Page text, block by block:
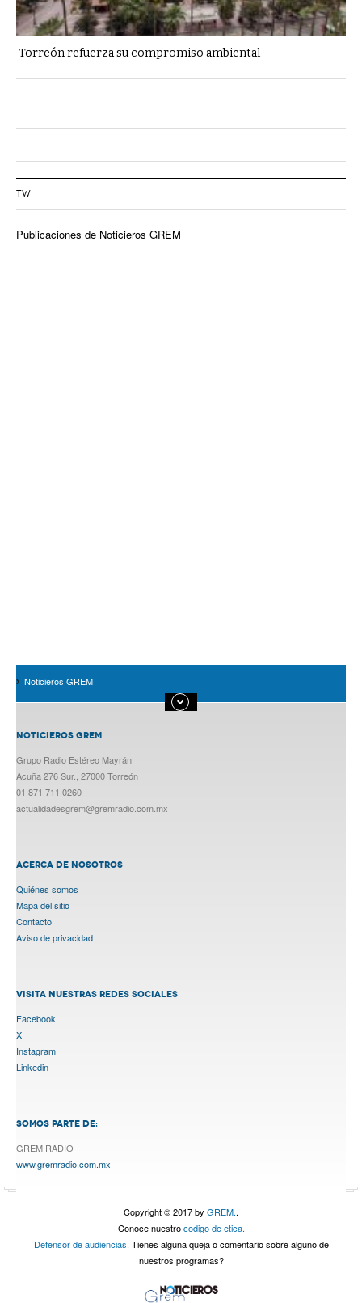
Torreón refuerza su compromiso ambiental
TW
Publicaciones de Noticieros GREM
Noticieros GREM
NOTICIEROS GREM
Grupo Radio Estéreo Mayrán
Acuña 276 Sur., 27000 Torreón
01 871 711 0260
actualidadesgrem@gremradio.com.mx
ACERCA DE NOSOTROS
Quiénes somos
Mapa del sitio
Contacto
Aviso de privacidad
VISITA NUESTRAS REDES SOCIALES
Facebook
X
Instagram
Linkedin
SOMOS PARTE DE:
GREM RADIO
www.gremradio.com.mx
Copyright © 2017 by GREM..
Conoce nuestrocodigo de etica.
Defensor de audiencias. Tienes alguna queja o comentario sobre alguno de
nuestros programas?